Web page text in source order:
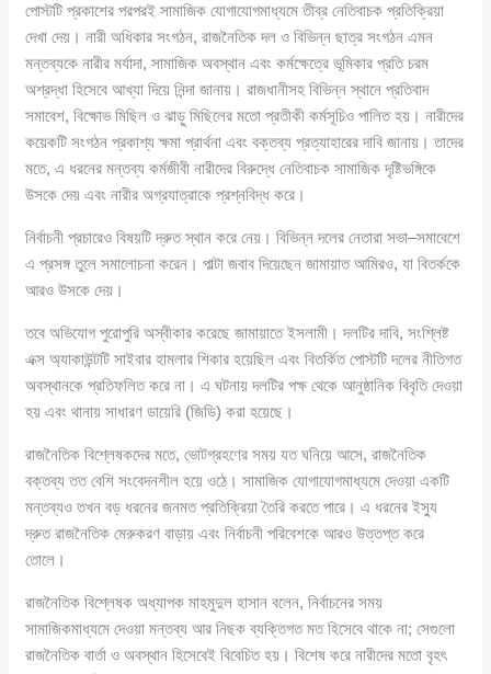
পোস্টটি প্রকাশের পরপরই সামাজিক যোগাযোগমাধ্যমে তীব্র নেতিবাচক প্রতিক্রিয়া
দেখা দেয়। নারী অধিকার সংগঠন, রাজনৈতিক দল ও বিভিন্ন ছাত্র সংগঠন এমন
মন্তব্যকে নারীর মর্যাদা, সামাজিক অবস্থান এবং কর্মক্ষেত্রে ভূমিকার প্রতি চরম
অশ্রদ্ধা হিসেবে আখ্যা দিয়ে নিন্দা জানায়। রাজধানীসহ বিভিন্ন স্থানে প্রতিবাদ
সমাবেশ, বিক্ষোভ মিছিল ও ঝাড়ু মিছিলের মতো প্রতীকী কর্মসূচিও পালিত হয়। নারীদের
কয়েকটি সংগঠন প্রকাশ্য ক্ষমা প্রার্থনা এবং বক্তব্য প্রত্যাহারের দাবি জানায়। তাদের
মতে, এ ধরনের মন্তব্য কর্মজীবী নারীদের বিরুদ্ধে নেতিবাচক সামাজিক দৃষ্টিভঙ্গিকে
উসকে দেয় এবং নারীর অগ্রযাত্রাকে প্রশ্নবিদ্ধ করে।
নির্বাচনী প্রচারেও বিষয়টি দ্রুত স্থান করে নেয়। বিভিন্ন দলের নেতারা সভা–সমাবেশে
এ প্রসঙ্গ তুলে সমালোচনা করেন। পাল্টা জবাব দিয়েছেন জামায়াত আমিরও, যা বিতর্ককে
আরও উসকে দেয়।
তবে অভিযোগ পুরোপুরি অস্বীকার করেছে জামায়াতে ইসলামী। দলটির দাবি, সংশ্লিষ্ট
এক্স অ্যাকাউন্টটি সাইবার হামলার শিকার হয়েছিল এবং বিতর্কিত পোস্টটি দলের নীতিগত
অবস্থানকে প্রতিফলিত করে না। এ ঘটনায় দলটির পক্ষ থেকে আনুষ্ঠানিক বিবৃতি দেওয়া
হয় এবং থানায় সাধারণ ডায়েরি (জিডি) করা হয়েছে।
রাজনৈতিক বিশ্লেষকদের মতে, ভোটগ্রহণের সময় যত ঘনিয়ে আসে, রাজনৈতিক
বক্তব্য তত বেশি সংবেদনশীল হয়ে ওঠে। সামাজিক যোগাযোগমাধ্যমে দেওয়া একটি
মন্তব্যও তখন বড় ধরনের জনমত প্রতিক্রিয়া তৈরি করতে পারে। এ ধরনের ইস্যু
দ্রুত রাজনৈতিক মেরুকরণ বাড়ায় এবং নির্বাচনী পরিবেশকে আরও উত্তপ্ত করে
তোলে।
রাজনৈতিক বিশ্লেষক অধ্যাপক মাহমুদুল হাসান বলেন, নির্বাচনের সময়
সামাজিকমাধ্যমে দেওয়া মন্তব্য আর নিছক ব্যক্তিগত মত হিসেবে থাকে না; সেগুলো
রাজনৈতিক বার্তা ও অবস্থান হিসেবেই বিবেচিত হয়। বিশেষ করে নারীদের মতো বৃহৎ